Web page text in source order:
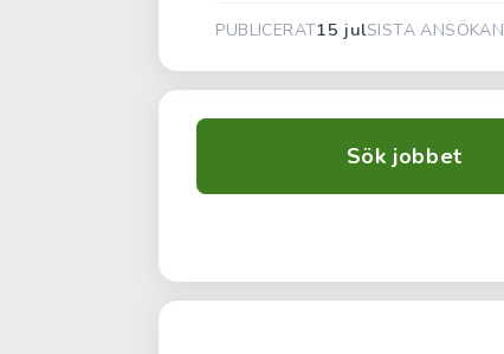
PUBLICERAT15 julSISTA ANSÖKAN
Sök jobbet